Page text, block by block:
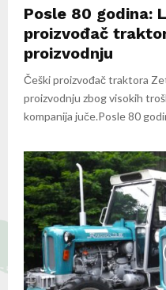
Posle 80 godina:
proizvođač
proizvodnju
Češki proizvođač traktora
proizvodnju zbog visokih
kompanija juče.Posle 80